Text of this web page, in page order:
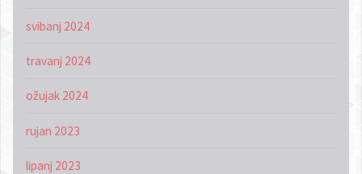
svibanj 2024
travanj 2024
ožujak 2024
rujan 2023
lipanj 2023